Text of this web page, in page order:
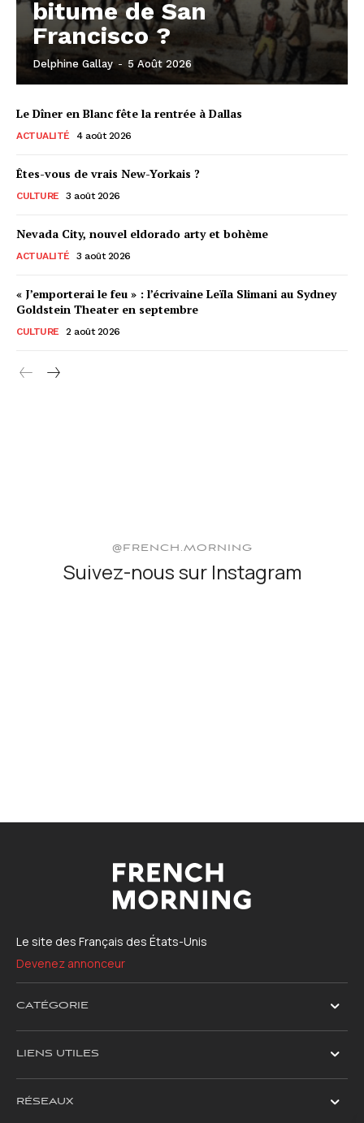
bitume de San
Francisco ?
Delphine Gallay - 5 Août 2026
Le Dîner en Blanc fête la rentrée à Dallas
ACTUALITÉ 4 août 2026
Êtes-vous de vrais New-Yorkais ?
CULTURE 3 août 2026
Nevada City, nouvel eldorado arty et bohème
ACTUALITÉ 3 août 2026
« J’emporterai le feu » : l’écrivaine Leïla Slimani au Sydney
Goldstein Theater en septembre
CULTURE 2 août 2026
@FRENCH.MORNING
Suivez-nous sur Instagram
Le site des Français des États-Unis
Devenez annonceur
CATÉGORIE
LIENS UTILES
RÉSEAUX